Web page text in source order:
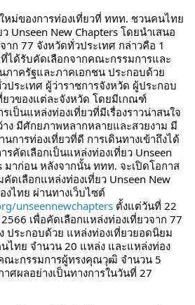
Unseen New Chapters โดยนำเสนอ
าก 77 จังหวัดทั่วประเทศ กล่าวคือ 1
ได้รับคัดเลือกจากคณะกรรมการและ
าครัฐและภาคเอกชน ประกอบด้วย
ระเทศ ผู้ว่าราชการจังหวัด ผู้ประกอบ
ยวของแต่ละจังหวัด โดยมีเกณฑ์
ป็นแหล่งท่องเที่ยวที่มีเรื่องราวน่าสนใจ
ง มีศักยภาพหลากหลายและสวยงาม มี
การท่องเที่ยวที่ดี การเดินทางเข้าถึงได้
รคัดเลือกเป็นแหล่งท่องเที่ยว Unseen
มาก่อน หลังจากนั้น ททท. จะเปิดโอกาส
ดเลือกแหล่งท่องเที่ยว Unseen New
unseennewchapters ตั้งแต่วันที่ 22
เพื่อคัดเลือกแหล่งท่องเที่ยวจาก 77
ประกอบด้วย แหล่งท่องเที่ยวยอดนิยม
ไทย จำนวน 20 แหล่ง และแหล่งท่อง
ณะกรรมการผู้ทรงคุณวุฒิ จำนวน 5
ศผลอย่างเป็นทางการในวันที่ 27